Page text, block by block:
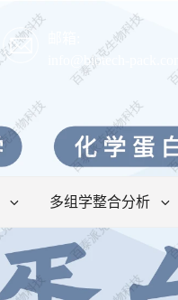
info@biotech-pack.com
多组学整合分析